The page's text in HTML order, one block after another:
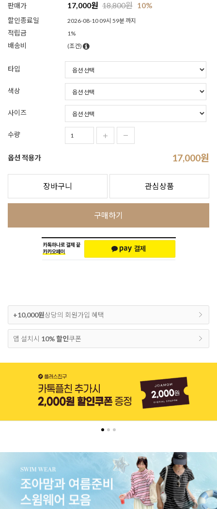
판매가 17,000원 18,800원 10%
할인종료일 2026-08-10 09시 59분 까지
적립금 1%
배송비 (조건)
타입
색상
사이즈
수량
옵션 적용가 17,000원
장바구니 관심상품
구매하기
+10,000원상당의 회원가입 혜택
앱 설치시 10% 할인쿠폰